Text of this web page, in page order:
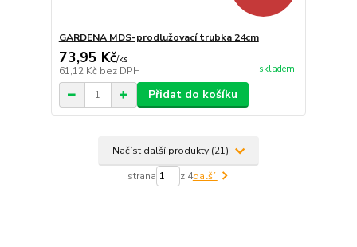
GARDENA MDS-prodlužovací trubka 24cm
73,95 Kč/ks
61,12 Kč bez DPH skladem
Přidat do košíku
Načíst další produkty (21)
strana z 4další